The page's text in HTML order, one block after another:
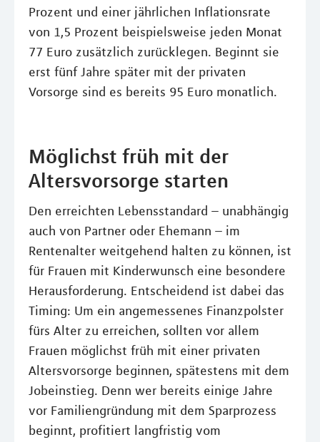
Prozent und einer jährlichen Inflationsrate
von 1,5 Prozent beispielsweise jeden Monat
77 Euro zusätzlich zurücklegen. Beginnt sie
erst fünf Jahre später mit der privaten
Vorsorge sind es bereits 95 Euro monatlich.
Möglichst früh mit der
Altersvorsorge starten
Den erreichten Lebensstandard – unabhängig
auch von Partner oder Ehemann – im
Rentenalter weitgehend halten zu können, ist
für Frauen mit Kinderwunsch eine besondere
Herausforderung. Entscheidend ist dabei das
Timing: Um ein angemessenes Finanzpolster
fürs Alter zu erreichen, sollten vor allem
Frauen möglichst früh mit einer privaten
Altersvorsorge beginnen, spätestens mit dem
Jobeinstieg. Denn wer bereits einige Jahre
vor Familiengründung mit dem Sparprozess
beginnt, profitiert langfristig vom